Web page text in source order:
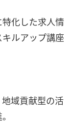
化した求人情
ルアップ講座
域貢献型の活